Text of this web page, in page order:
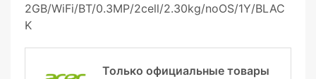
2GB/WiFi/BT/0.3MP/2cell/2.30kg/noOS/1Y/BLAC
K
Только официальные товары